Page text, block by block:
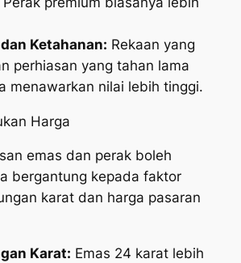
Ketahanan: Rekaan yang
perhiasan yang tahan lama
menawarkan nilai lebih tinggi.
Harga
emas dan perak boleh
bergantung kepada faktor
karat dan harga pasaran
Karat: Emas 24 karat lebih